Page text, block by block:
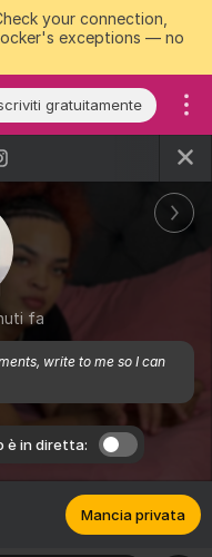
your connection,
exceptions — no
gratuitamente
fa
write to me so I can
è in diretta:
Mancia privata